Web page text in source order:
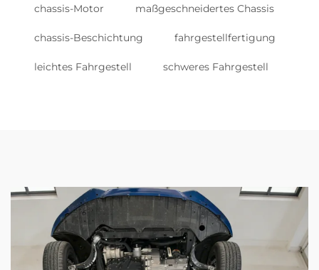
chassis-Motor maßgeschneidertes Chassis
chassis-Beschichtung fahrgestellfertigung
leichtes Fahrgestell schweres Fahrgestell